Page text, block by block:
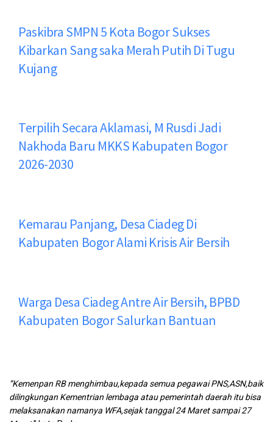
Paskibra SMPN 5 Kota Bogor Sukses
Kibarkan Sang saka Merah Putih Di Tugu
Kujang
Terpilih Secara Aklamasi, M Rusdi Jadi
Nakhoda Baru MKKS Kabupaten Bogor
2026-2030
Kemarau Panjang, Desa Ciadeg Di
Kabupaten Bogor Alami Krisis Air Bersih
Warga Desa Ciadeg Antre Air Bersih, BPBD
Kabupaten Bogor Salurkan Bantuan
“Kemenpan RB menghimbau,kepada semua pegawai PNS,ASN,baik
dilingkungan Kementrian lembaga atau pemerintah daerah itu bisa
melaksanakan namanya WFA,sejak tanggal 24 Maret sampai 27